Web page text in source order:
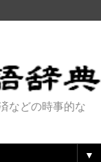
などの時事的な
▼